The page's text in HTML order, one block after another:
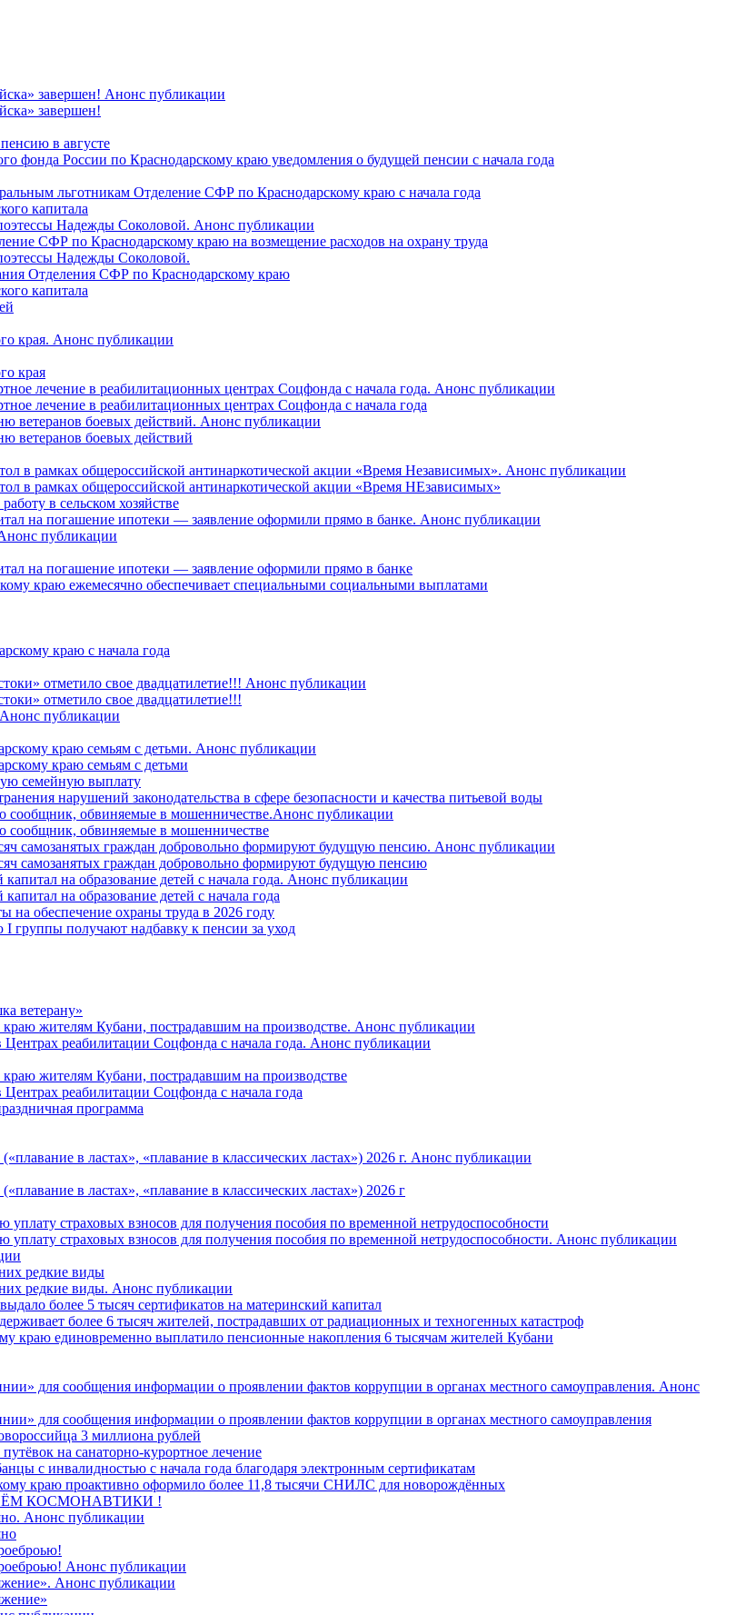
завершен! Анонс публикации
завершен!
в августе
России по Краснодарскому краю уведомления о будущей пенсии с начала года
льготникам Отделение СФР по Краснодарскому краю с начала года
капитала
Надежды Соколовой. Анонс публикации
СФР по Краснодарскому краю на возмещение расходов на охрану труда
Надежды Соколовой.
Отделения СФР по Краснодарскому краю
капитала
края. Анонс публикации
края
лечение в реабилитационных центрах Соцфонда с начала года. Анонс публикации
лечение в реабилитационных центрах Соцфонда с начала года
ветеранов боевых действий. Анонс публикации
ветеранов боевых действий
в рамках общероссийской антинаркотической акции «Время Независимых». Анонс публикации
в рамках общероссийской антинаркотической акции «Время НЕзависимых»
в сельском хозяйстве
на погашение ипотеки — заявление оформили прямо в банке. Анонс публикации
публикации
на погашение ипотеки — заявление оформили прямо в банке
краю ежемесячно обеспечивает специальными социальными выплатами
краю с начала года
отметило свое двадцатилетие!!! Анонс публикации
отметило свое двадцатилетие!!!
публикации
краю семьям с детьми. Анонс публикации
краю семьям с детьми
семейную выплату
нарушений законодательства в сфере безопасности и качества питьевой воды
сообщник, обвиняемые в мошенничестве.Анонс публикации
сообщник, обвиняемые в мошенничестве
самозанятых граждан добровольно формируют будущую пенсию. Анонс публикации
самозанятых граждан добровольно формируют будущую пенсию
на образование детей с начала года. Анонс публикации
на образование детей с начала года
на обеспечение охраны труда в 2026 году
группы получают надбавку к пенсии за уход
ветерану»
жителям Кубани, пострадавшим на производстве. Анонс публикации
реабилитации Соцфонда с начала года. Анонс публикации
жителям Кубани, пострадавшим на производстве
реабилитации Соцфонда с начала года
программа
в ластах», «плавание в классических ластах») 2026 г. Анонс публикации
в ластах», «плавание в классических ластах») 2026 г
страховых взносов для получения пособия по временной нетрудоспособности
страховых взносов для получения пособия по временной нетрудоспособности. Анонс публикации
редкие виды
редкие виды. Анонс публикации
более 5 тысяч сертификатов на материнский капитал
более 6 тысяч жителей, пострадавших от радиационных и техногенных катастроф
краю единовременно выплатило пенсионные накопления 6 тысячам жителей Кубани
для сообщения информации о проявлении фактов коррупции в органах местного самоуправления. Анонс
для сообщения информации о проявлении фактов коррупции в органах местного самоуправления
3 миллиона рублей
на санаторно‑курортное лечение
с инвалидностью с начала года благодаря электронным сертификатам
краю проактивно оформило более 11,8 тысячи СНИЛС для новорождённых
ДНЁМ КОСМОНАВТИКИ !
Анонс публикации
Анонс публикации
Анонс публикации